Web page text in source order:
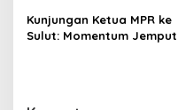
yang Sehat dan Akuntabel
Kunjungan Ketua MPR ke
Sulut: Momentum Jemput